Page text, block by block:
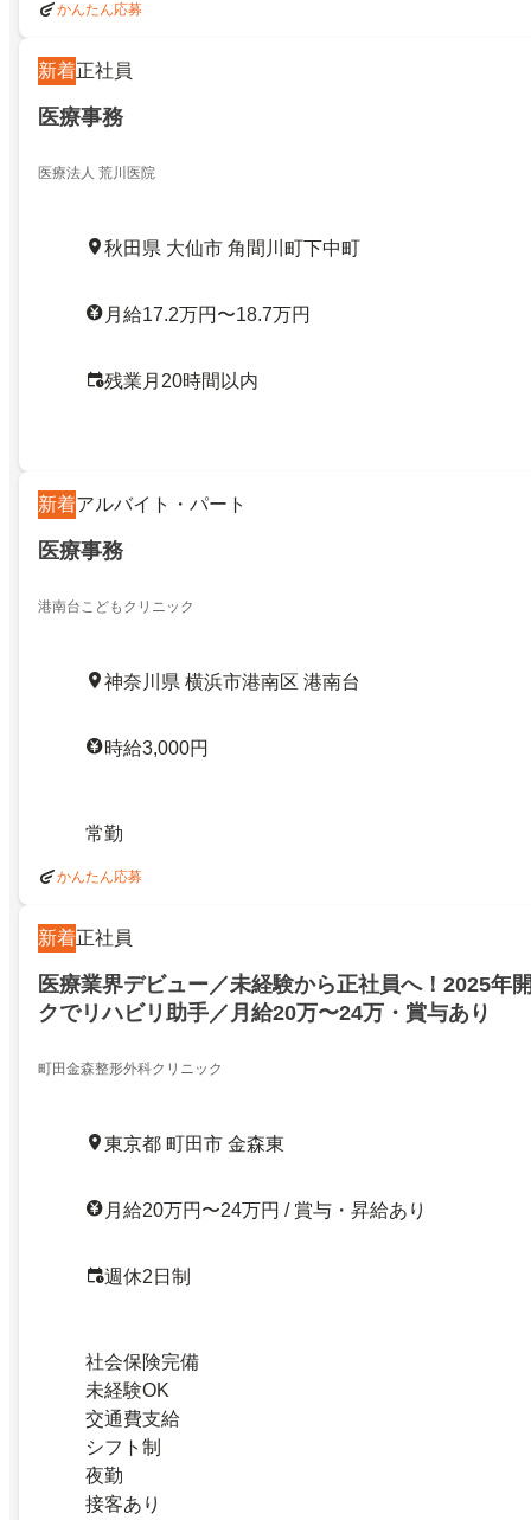
かんたん応募
新着正社員
医療事務
医療法人 荒川医院
秋田県 大仙市 角間川町下中町
月給17.2万円〜18.7万円
残業月20時間以内
新着アルバイト・パート
医療事務
港南台こどもクリニック
神奈川県 横浜市港南区 港南台
時給3,000円
常勤
かんたん応募
新着正社員
医療業界デビュー／未経験から正社員へ！2025年
クでリハビリ助手／月給20万〜24万・賞与あり
町田金森整形外科クリニック
東京都 町田市 金森東
月給20万円〜24万円 / 賞与・昇給あり
週休2日制
社会保険完備
未経験OK
交通費支給
シフト制
夜勤
接客あり